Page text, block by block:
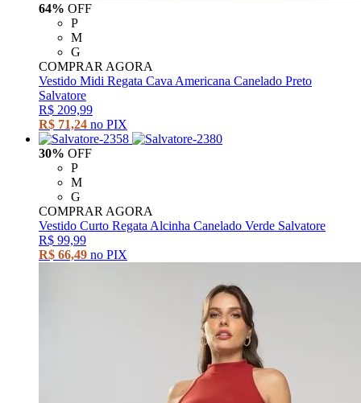
64% OFF
P
M
G
COMPRAR AGORA
Vestido Midi Regata Cava Americana Canelado Preto
Salvatore
R$ 209,99
R$ 71,24 no PIX
30% OFF
P
M
G
COMPRAR AGORA
Vestido Curto Regata Alcinha Canelado Verde Salvatore
R$ 99,99
R$ 66,49 no PIX